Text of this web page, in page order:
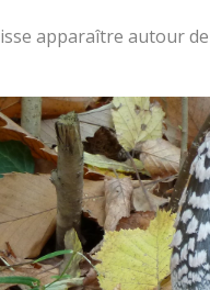
apparaître autour